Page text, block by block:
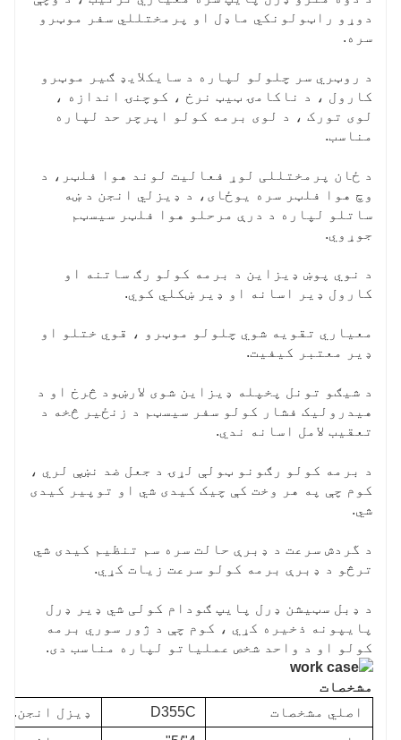
دوړو راټولونکي ماډل او پرمختللي سفر موټرو
سره.
د روټري سر چلولو لپاره د سایکلایډ ګیر موټرو
کارول ، د ناکامۍ ټیټ نرخ ، کوچنۍ اندازه ،
لوی تورک ، د لوی برمه کولو اپرچر حد لپاره
مناسب.
د ځان پرمختللی لوړ فعالیت لوند هوا فلټر، د
وچ هوا فلټر سره یوځای، د ډیزلي انجن د ښه
ساتلو لپاره د درې مرحلو هوا فلټر سیسټم
جوړوي.
د نوي پوښ ډیزاین د برمه کولو رګ ساتنه او
کارول ډیر اسانه او ډیر ښکلي کوي.
معیاري تقویه شوي چلولو موټرو ، قوي ختلو او
ډیر معتبر کیفیت.
د شیګو تونل پخپله ډیزاین شوی لارښود څرخ او د
هیدرولیک فشار کولو سفر سیسټم د زنځیر څخه د
تعقیب لامل اسانه ندي.
د برمه کولو رګونو ټولې لړۍ د جعل ضد نښې لري ،
کوم چې په هر وخت کې چیک کیدی شي او توپیر کیدی
شي.
د گردش سرعت د ډبرې حالت سره سم تنظیم کیدی شي
ترڅو د ډبرې برمه کولو سرعت زیات کړي.
د ډبل سټیشن ډرل پایپ ګودام کولی شي ډیر ډرل
پایپونه ذخیره کړي ، کوم چې د ژور سوري برمه
کولو او د واحد شخص عملیاتو لپاره مناسب دی.
مشخصات
اصلي مشخصات
D355C
ډیزل انجن.